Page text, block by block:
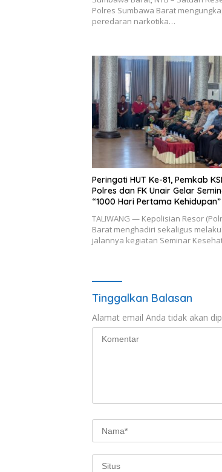
Polres Sumbawa Barat
peredaran narkotika…
Peringati HUT Ke-81, Pemkab
Polres dan FK Unair Gelar
“1000 Hari Pertama Kehidupan”
TALIWANG — Kepolisian Resor
Barat menghadiri sekaligus
jalannya kegiatan Seminar
Tinggalkan Balasan
Alamat email Anda tidak akan